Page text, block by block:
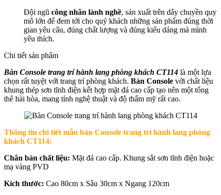
Đội ngũ công nhân lành nghề, sản xuất trên dây chuyền quy
mô lớn để đem tới cho quý khách những sản phẩm đúng thời
gian yêu câu, đúng chất lượng và đúng kiểu dáng mà mình
yêu thích.
Chi tiết sản phẩm
Bàn Console trang trí hành lang phòng khách CT114 là một lựa
chọn rất tuyệt với trang trí phòng khách. Bàn Console với chất liệu
khung thép sơn tĩnh điện kết hợp mặt đá cao cấp tạo nên một tổng
thê hài hòa, mang tính nghệ thuật và độ thẩm mỹ rất cao.
Thông tin chi tiết mẫu bàn Console trang trí hành lang phòng
khách CT114:
Chân bàn chất liệu: Mặt đá cao cấp. Khung sắt sơn tĩnh điện hoặc
mạ vàng PVD
Kích thước: Cao 80cm x Sâu 30cm x Ngang 120cm